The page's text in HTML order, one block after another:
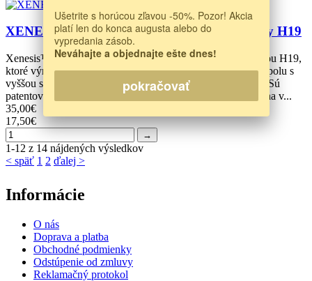
XENESIS™ TruMatch™ halogénové žiarovky H19
Xenesis™ TruMatch™ sú halogénové autožiarovky s päticou H19,
ktoré výrazne prevyšujú životnosť obyčajných halogéniek spolu s
vyššou svietivosťou -> vyššia miera bezpečnosti na cestách.Sú
patentované kanadskou firmou Bimmian a ich vývoj prebieha v...
35,00€
17,50€
→
1-12 z 14 nájdených výsledkov
< späť 1 2 ďalej >
Informácie
O nás
Doprava a platba
Obchodné podmienky
Odstúpenie od zmluvy
Reklamačný protokol
Ušetrite s horúcou zľavou -50%. Pozor! Akcia
platí len do konca augusta alebo do
vypredania zásob.
Neváhajte a objednajte ešte dnes!
pokračovať